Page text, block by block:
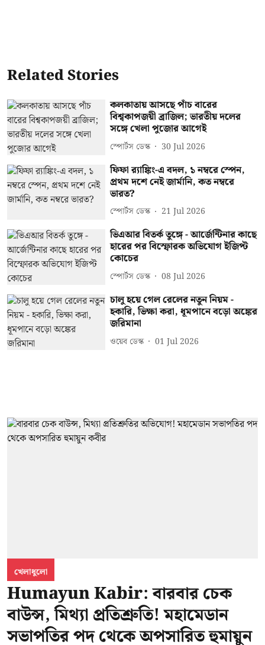
Related Stories
কলকাতায় আসছে পাঁচ বারের
বিশ্বকাপজয়ী ব্রাজিল; ভারতীয় দলের
সঙ্গে খেলা পুজোর আগেই
স্পোর্টস ডেস্ক 30 Jul 2026
ফিফা র‍্যাঙ্কিং-এ বদল, ১ নম্বরে স্পেন,
প্রথম দশে নেই জার্মানি, কত নম্বরে
ভারত?
স্পোর্টস ডেস্ক 21 Jul 2026
ভিএআর বিতর্ক তুঙ্গে - আর্জেন্টিনার কাছে
হারের পর বিস্ফোরক অভিযোগ ইজিপ্ট
কোচের
স্পোর্টস ডেস্ক 08 Jul 2026
চালু হয়ে গেল রেলের নতুন নিয়ম -
হকারি, ভিক্ষা করা, ধূমপানে বড়ো অঙ্কের
জরিমানা
ওয়েব ডেস্ক 01 Jul 2026
খেলাধুলো
Humayun Kabir: বারবার চেক
বাউন্স, মিথ্যা প্রতিশ্রুতি! মহামেডান
সভাপতির পদ থেকে অপসারিত হুমায়ুন